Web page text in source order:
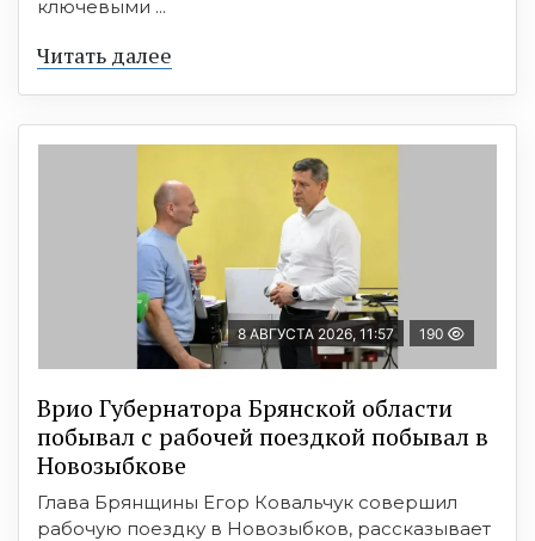
ключевыми ...
Читать далее
8 АВГУСТА 2026, 11:57 190
Врио Губернатора Брянской области
побывал с рабочей поездкой побывал в
Новозыбкове
Глава Брянщины Егор Ковальчук совершил
рабочую поездку в Новозыбков, рассказывает